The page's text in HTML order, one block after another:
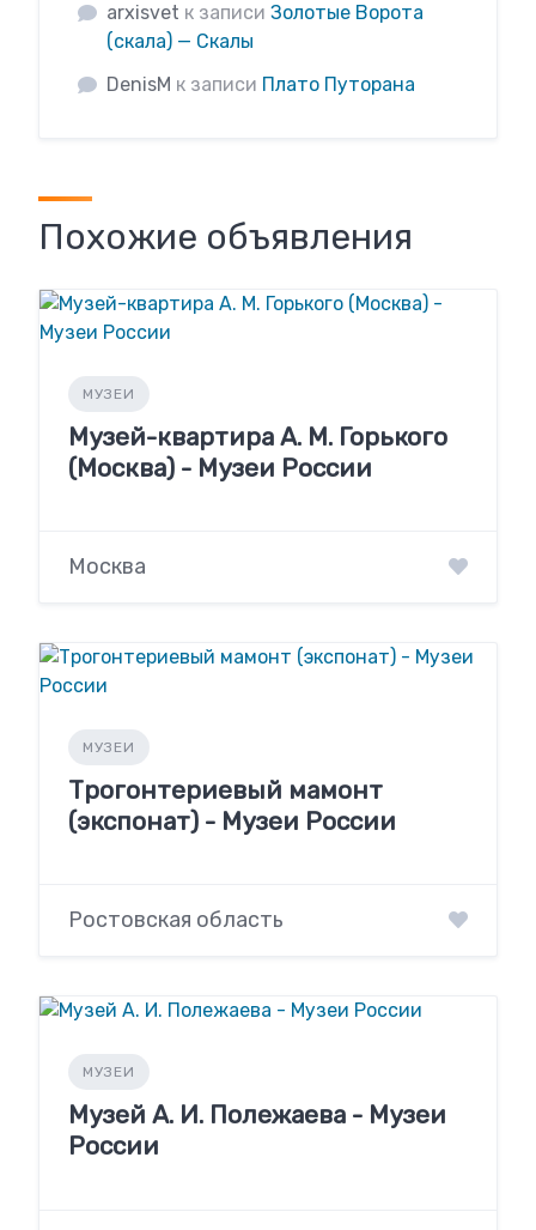
arxisvet к записи Золотые Ворота
(скала) — Скалы
DenisM к записи Плато Путорана
Похожие объявления
МУЗЕИ
Музей-квартира А. М. Горького
(Москва) - Музеи России
Москва
МУЗЕИ
Трогонтериевый мамонт
(экспонат) - Музеи России
Ростовская область
МУЗЕИ
Музей А. И. Полежаева - Музеи
России